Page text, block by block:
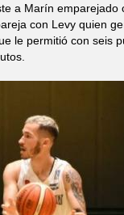
a Marín emparejado
con Levy quien
le permitió con seis